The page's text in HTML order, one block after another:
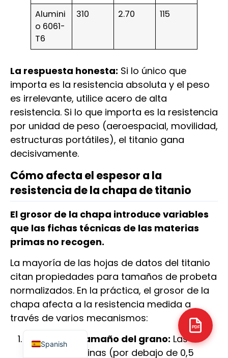
Alumini
o 6061-
T6
310 2.70 115
La respuesta honesta: Si lo único que
importa es la resistencia absoluta y el peso
es irrelevante, utilice acero de alta
resistencia. Si lo que importa es la resistencia
por unidad de peso (aeroespacial, movilidad,
estructuras portátiles), el titanio gana
decisivamente.
Cómo afecta el espesor a la
resistencia de la chapa de titanio
El grosor de la chapa introduce variables
que las fichas técnicas de las materias
primas no recogen.
La mayoría de las hojas de datos del titanio
citan propiedades para tamaños de probeta
normalizados. En la práctica, el grosor de la
chapa afecta a la resistencia medida a
través de varios mecanismos:
Efectos del tamaño del grano: Las
chapas muy finas (por debajo de 0,5
PDF
Spanish
French
Japanese
Portuguese
German
Korean
Russian
Italian
Arabic